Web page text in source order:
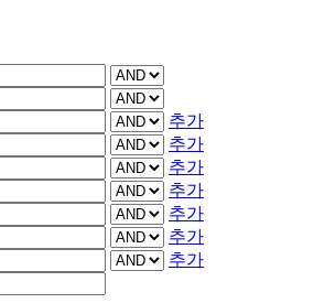
추가
추가
추가
추가
추가
추가
추가